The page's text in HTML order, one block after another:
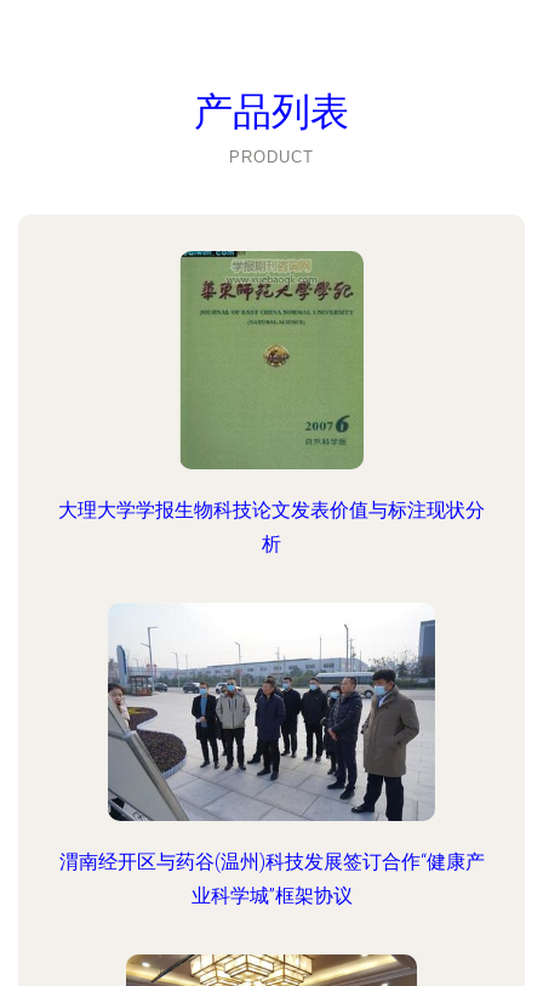
产品列表
PRODUCT
大理大学学报生物科技论文发表价值与标注现状分
析
渭南经开区与药谷(温州)科技发展签订合作“健康产
业科学城”框架协议